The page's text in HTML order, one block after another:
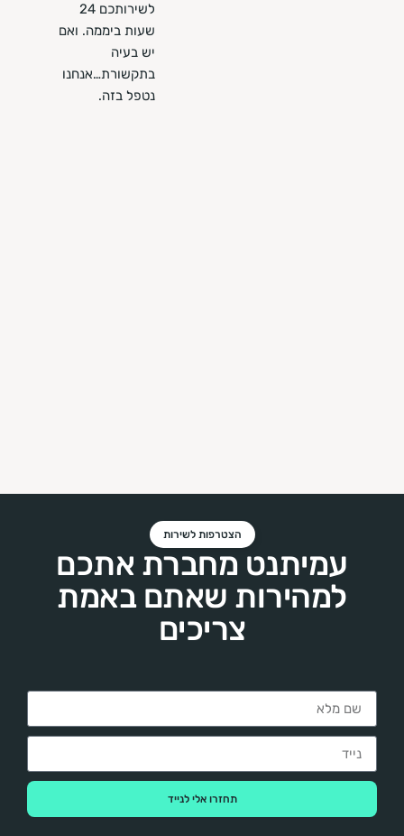
לשירותכם 24
שעות ביממה. ואם
יש בעיה
בתקשורת…אנחנו
נטפל בזה.
הצטרפות לשירות
עמיתנט מחברת אתכם
למהירות שאתם באמת
צריכים
תחזרו אלי לנייד